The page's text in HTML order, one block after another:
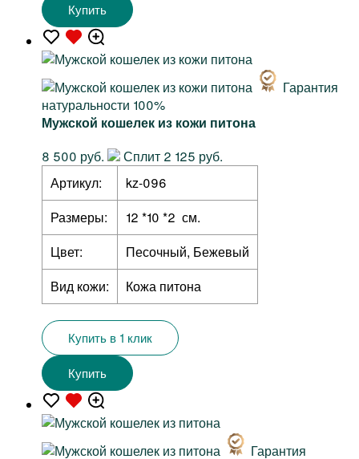
Купить
Гарантия
натуральности 100%
Мужской кошелек из кожи питона
8 500 руб.
Сплит 2 125 руб.
Артикул:
kz-096
Размеры:
12 *10 *2 см.
Цвет:
Песочный, Бежевый
Вид кожи:
Кожа питона
Купить в 1 клик
Купить
Гарантия